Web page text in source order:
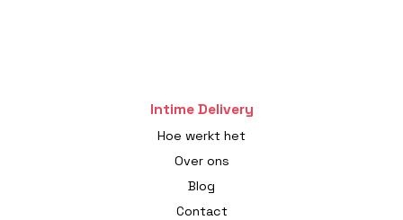
Intime Delivery
Hoe werkt het
Over ons
Blog
Contact